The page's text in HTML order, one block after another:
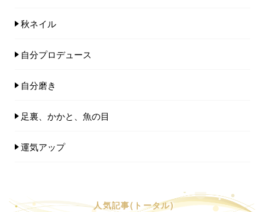
秋ネイル
自分プロデュース
自分磨き
足裏、かかと、魚の目
運気アップ
人気記事(トータル)